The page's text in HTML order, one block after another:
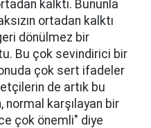
kalktı. Bununla
ortadan kalktı
dönülmez bir
Bu çok sevindirici bir
çok sert ifadeler
de artık bu
normal karşılayan bir
çok önemli" diye